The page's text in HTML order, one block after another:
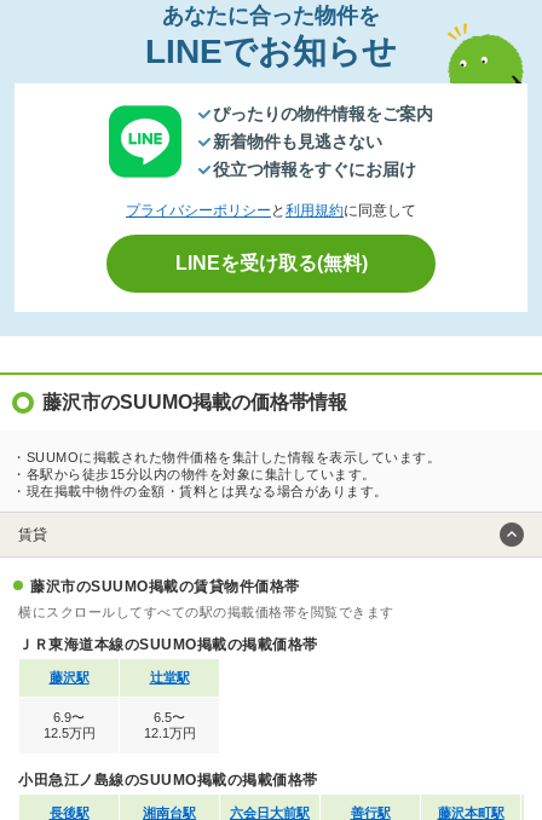
あなたに合った物件を
LINEでお知らせ
ぴったりの物件情報をご案内
新着物件も見逃さない
役立つ情報をすぐにお届け
プライバシーポリシー と 利用規約に同意して
LINEを受け取る(無料)
藤沢市のSUUMO掲載の価格帯情報
・SUUMOに掲載された物件価格を集計した情報を表示しています。
・各駅から徒歩15分以内の物件を対象に集計しています。
・現在掲載中物件の金額・賃料とは異なる場合があります。
賃貸
藤沢市のSUUMO掲載の賃貸物件価格帯
横にスクロールしてすべての駅の掲載価格帯を閲覧できます
ＪＲ東海道本線のSUUMO掲載の掲載価格帯
藤沢駅 辻堂駅
6.9〜
12.5万円
6.5〜
12.1万円
小田急江ノ島線のSUUMO掲載の掲載価格帯
長後駅 湘南台駅 六会日大前駅 善行駅 藤沢本町駅